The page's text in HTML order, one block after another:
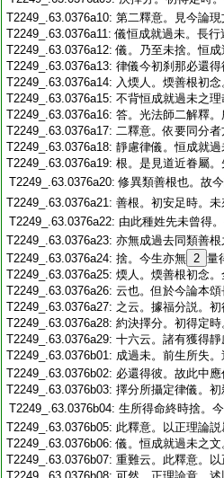
T2249_.63.0376a10: 第二釋意。見今論
T2249_.63.0376a11:儀恒成就過未。長
T2249_.63.0376a12:儀。乃至未捨。恒
T2249_.63.0376a13: 律儀今初刹那必還
T2249_.63.0376a14: 入煗人。煗善根初
T2249_.63.0376a15: 不背恒成就過未之理
T2249_.63.0376a16: 答。光法師二解釋
T2249_.63.0376a17: 二釋意。依要同分
T2249_.63.0376a18: 靜慮律儀。恒成就
T2249_.63.0376a19: 根。是見道近眷屬
T2249_.63.0376a20: 修異類善根也。故
T2249_.63.0376a21: 善根。初安足時。
T2249_.63.0376a22: 由此種姓先未曾得
T2249_.63.0376a23: 亦無成過去同類善
T2249_.63.0376a24: 捨。今生亦無 2 量
T2249_.63.0376a25: 煗人。煗善根初念
T2249_.63.0376a26: 云也。但於今論本
T2249_.63.0376a27: 之云。據福分説。
T2249_.63.0376a28: 約決擇分。初得定
T2249_.63.0376a29: 十六云。諸有獲得
T2249_.63.0376b01: 成過未。前生所失。
T2249_.63.0376b02: 必還得彼。故此中應
T2249_.63.0376b03: 擇分所攝定律儀。
T2249_.63.0376b04: 生所得命終時捨。
T2249_.63.0376b05: 此釋意。以正理論
T2249_.63.0376b06:儀。恒成就過未之
T2249_.63.0376b07: 重難云。此釋意。